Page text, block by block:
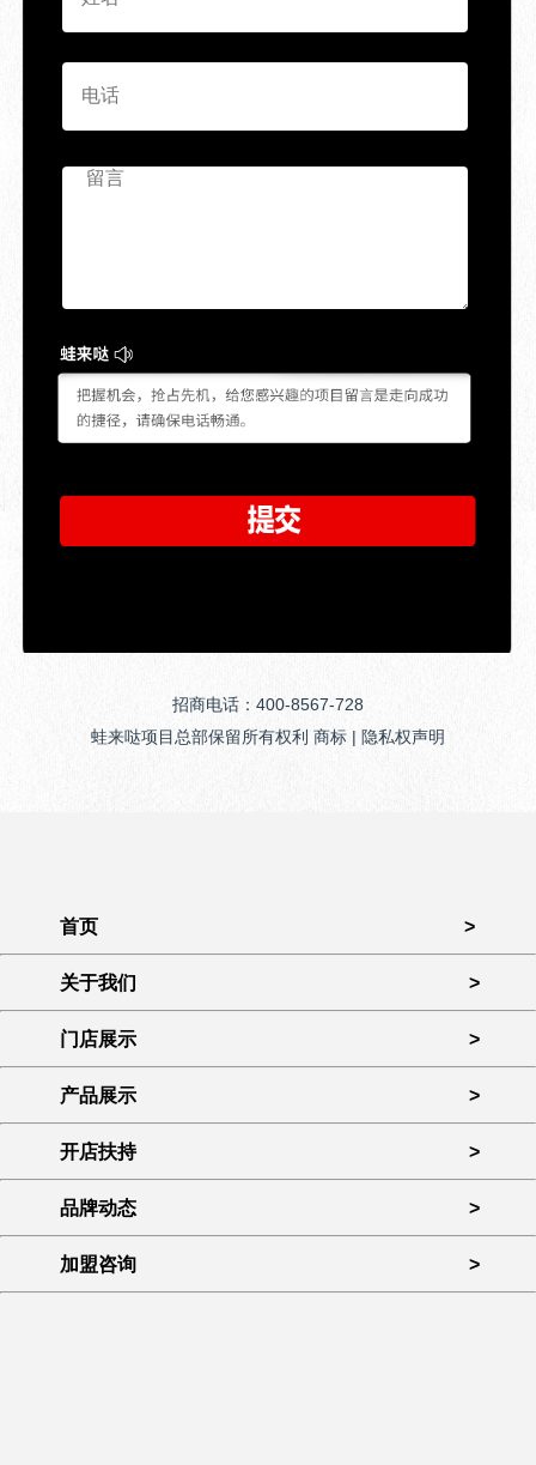
招商电话：400-8567-728
蛙来哒项目总部保留所有权利 商标 | 隐私权声明
首页 >
关于我们 >
门店展示 >
产品展示 >
开店扶持 >
品牌动态 >
加盟咨询 >